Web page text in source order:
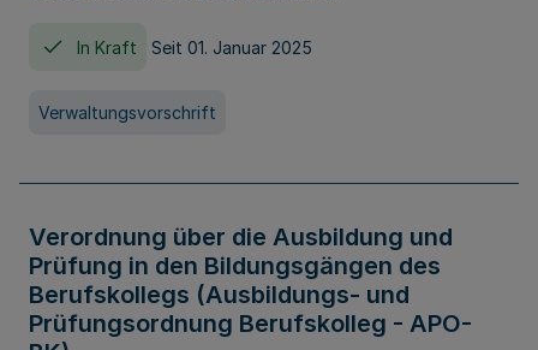
In Kraft Seit 01. Januar 2025
Verwaltungsvorschrift
Verordnung über die Ausbildung und
Prüfung in den Bildungsgängen des
Berufskollegs (Ausbildungs- und
Prüfungsordnung Berufskolleg - APO-